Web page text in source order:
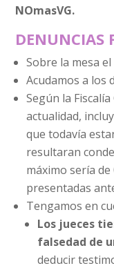
NOmasVG.
DENUNCIAS
Sobre la mesa
Acudamos a los
Según la
actualidad,
que todavía
resultaran
máximo sería de
presentadas
Tengamos en
Los jueces
falsedad de
deducir